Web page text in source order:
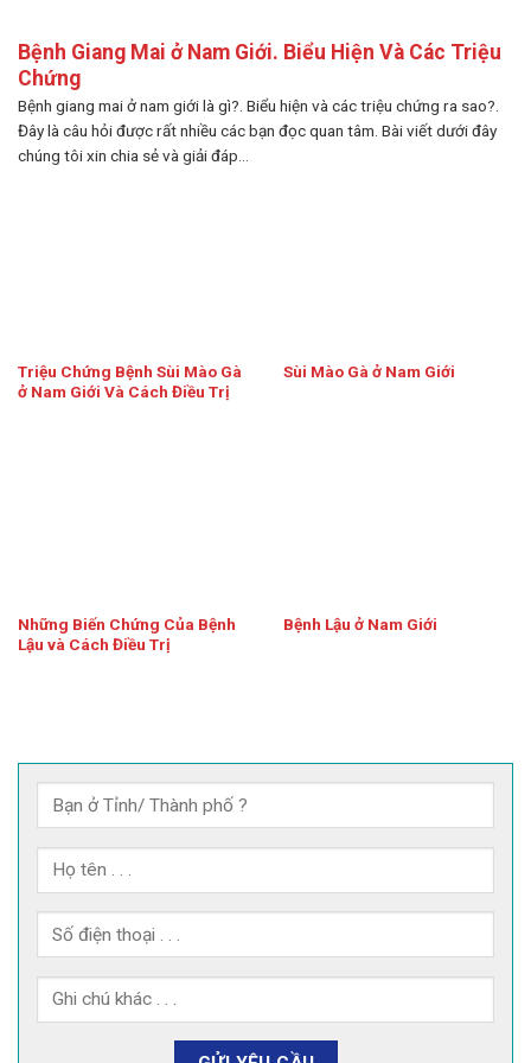
Bệnh Giang Mai ở Nam Giới. Biểu Hiện Và Các Triệu
Chứng
Bệnh giang mai ở nam giới là gì?. Biểu hiện và các triệu chứng ra sao?.
Đây là câu hỏi được rất nhiều các bạn đọc quan tâm. Bài viết dưới đây
chúng tôi xin chia sẻ và giải đáp...
Triệu Chứng Bệnh Sùi Mào Gà
ở Nam Giới Và Cách Điều Trị
Sùi Mào Gà ở Nam Giới
Những Biến Chứng Của Bệnh
Lậu và Cách Điều Trị
Bệnh Lậu ở Nam Giới